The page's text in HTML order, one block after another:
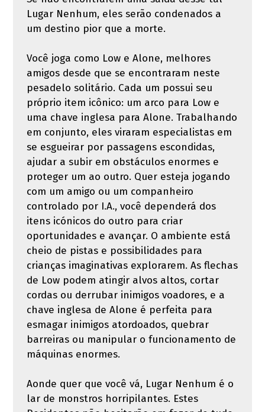
Lugar Nenhum, eles serão condenados a
um destino pior que a morte.
Você joga como Low e Alone, melhores
amigos desde que se encontraram neste
pesadelo solitário. Cada um possui seu
próprio item icônico: um arco para Low e
uma chave inglesa para Alone. Trabalhando
em conjunto, eles viraram especialistas em
se esgueirar por passagens escondidas,
ajudar a subir em obstáculos enormes e
proteger um ao outro. Quer esteja jogando
com um amigo ou um companheiro
controlado por I.A., você dependerá dos
itens icónicos do outro para criar
oportunidades e avançar. O ambiente está
cheio de pistas e possibilidades para
crianças imaginativas explorarem. As flechas
de Low podem atingir alvos altos, cortar
cordas ou derrubar inimigos voadores, e a
chave inglesa de Alone é perfeita para
esmagar inimigos atordoados, quebrar
barreiras ou manipular o funcionamento de
máquinas enormes.
Aonde quer que você vá, Lugar Nenhum é o
lar de monstros horripilantes. Estes